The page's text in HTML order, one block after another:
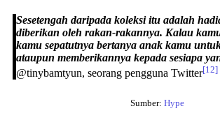
Sesetengah daripada koleksi itu adalah
diberikan oleh rakan-rakannya. Kalau
kamu sepatutnya bertanya anak kamu
ataupun memberikannya kepada sesiapa
@tinybamtyun, seorang pengguna Twitter[12]
Sumber: Hype